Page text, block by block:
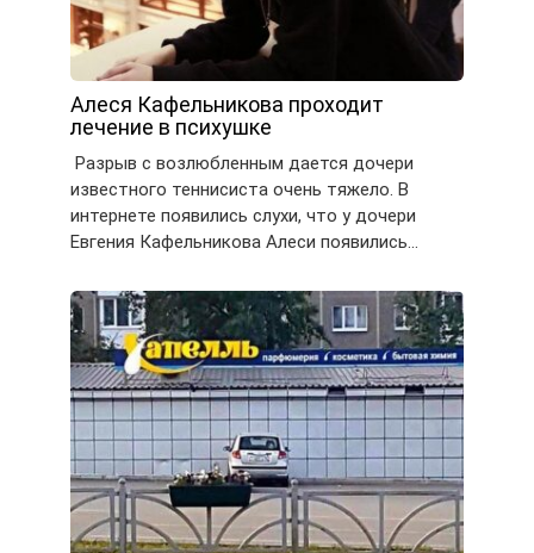
Алеся Кафельникова проходит
лечение в психушке
Разрыв с возлюбленным дается дочери
известного теннисиста очень тяжело. В
интернете появились слухи, что у дочери
Евгения Кафельникова Алеси появились…